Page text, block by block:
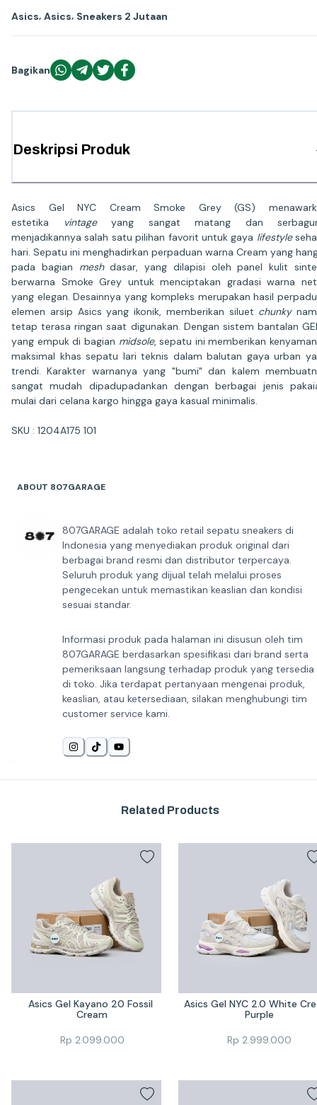
Asics Asics Sneakers 2 Jutaan
Bagikan
Deskripsi Produk
Asics Gel NYC Cream Smoke Grey (GS)
estetika
vintageyang sangat matang dan
menjadikannya salah satu pilihan favorit untuk gaya lifestyle
hari. Sepatu ini menghadirkan perpaduan warna Cream yang
pada bagian meshdasar, yang dilapisi oleh panel kulit
berwarna Smoke Grey untuk menciptakan gradasi warna
yang elegan. Desainnya yang kompleks merupakan hasil
elemen arsip Asics yang ikonik, memberikan siluet chunky
tetap terasa ringan saat digunakan. Dengan sistem bantalan
yang empuk di bagian midsole, sepatu ini memberikan
maksimal khas sepatu lari teknis dalam balutan gaya urban
trendi. Karakter warnanya yang "bumi" dan kalem
sangat mudah dipadupadankan dengan berbagai jenis
mulai dari celana kargo hingga gaya kasual minimalis.
SKU : 1204A175 101
ABOUT 807GARAGE
807GARAGE adalah toko retail sepatu sneakers di
Indonesia yang menyediakan produk original dari
berbagai brand resmi dan distributor terpercaya.
Seluruh produk yang dijual telah melalui proses
pengecekan untuk memastikan keaslian dan kondisi
sesuai standar.
Informasi produk pada halaman ini disusun oleh tim
807GARAGE berdasarkan spesifikasi dari brand serta
pemeriksaan langsung terhadap produk yang tersedia
di toko. Jika terdapat pertanyaan mengenai produk,
keaslian, atau ketersediaan, silakan menghubungi tim
customer service kami.
Related Products
Asics Gel Kayano 20 Fossil
Cream
Rp 2.099.000
Asics Gel NYC 2.0 White
Purple
Rp 2.999.000